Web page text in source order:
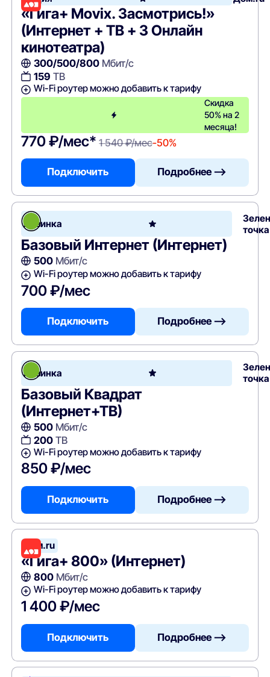
«Гига+ Movix. Засмотрись!»
(Интернет + ТВ + 3 Онлайн
кинотеатра)
300/500/800Мбит/с
159 ТВ
Wi-Fi роутер можно добавить к тарифу
Скидка
50% на 2
месяца!
770 ₽/мес* 1 540 ₽/мес-50%
Подключить Подробнее —>
Новинка
точка
Базовый Интернет (Интернет)
500Мбит/с
Wi-Fi роутер можно добавить к тарифу
700 ₽/мес
Подключить Подробнее —>
Новинка
точка
Базовый Квадрат
(Интернет+ТВ)
500Мбит/с
200ТВ
Wi-Fi роутер можно добавить к тарифу
850 ₽/мес
Подключить Подробнее —>
Дом.ru
«Гига+ 800» (Интернет)
800Мбит/с
Wi-Fi роутер можно добавить к тарифу
1 400 ₽/мес
Подключить Подробнее —>